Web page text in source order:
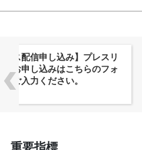
株式会社
ーバルWeb3
「
重要指標